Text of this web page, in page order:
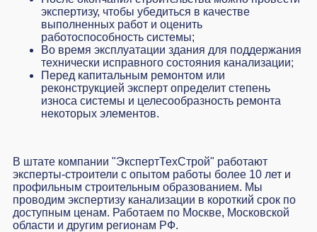
экспертизу, чтобы убедиться в качестве
выполненных работ и оценить
работоспособность системы;
Во время эксплуатации здания для поддержания
технически исправного состояния канализации;
Перед капитальным ремонтом или
реконструкцией эксперт определит степень
износа системы и целесообразность ремонта
некоторых элементов.
В штате компании "ЭкспертТехСтрой" работают
эксперты-строители с опытом работы более 10 лет и
профильным строительным образованием. Мы
проводим экспертизу канализации в короткий срок по
доступным ценам. Работаем по Москве, Московской
области и другим регионам РФ.